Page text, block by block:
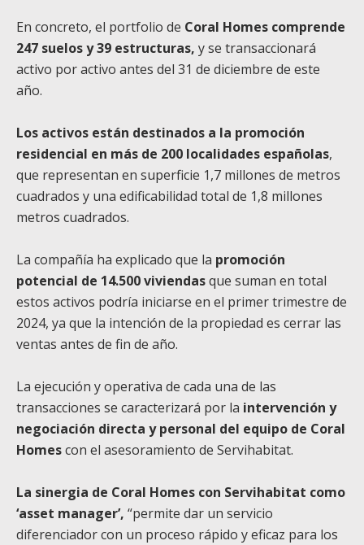
En concreto, el portfolio de Coral Homes comprende
247 suelos y 39 estructuras, y se transaccionará
activo por activo antes del 31 de diciembre de este
año.
Los activos están destinados a la promoción
residencial en más de 200 localidades españolas,
que representan en superficie 1,7 millones de metros
cuadrados y una edificabilidad total de 1,8 millones
metros cuadrados.
La compañía ha explicado que la promoción
potencial de 14.500 viviendasque suman en total
estos activos podría iniciarse en el primer trimestre de
2024, ya que la intención de la propiedad es cerrar las
ventas antes de fin de año.
La ejecución y operativa de cada una de las
transacciones se caracterizará por la intervención y
negociación directa y personal del equipo de Coral
Homescon el asesoramiento de Servihabitat.
La sinergia de Coral Homes con Servihabitat como
‘asset manager’, “permite dar un servicio
diferenciador con un proceso rápido y eficaz para los